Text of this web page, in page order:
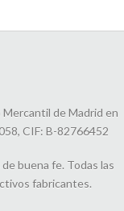
de Madrid en
CIF: B-82766452
buena fe. Todas las
fabricantes.